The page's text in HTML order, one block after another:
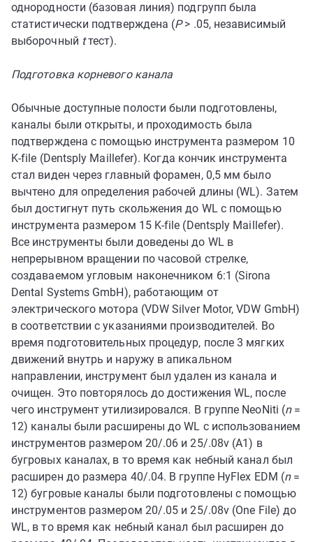
однородности (базовая линия) подгрупп была
статистически подтверждена (P> .05, независимый
выборочный tтест).
Подготовка корневого канала
Обычные доступные полости были подготовлены,
каналы были открыты, и проходимость была
подтверждена с помощью инструмента размером 10
K-file (Dentsply Maillefer). Когда кончик инструмента
стал виден через главный форамен, 0,5 мм было
вычтено для определения рабочей длины (WL). Затем
был достигнут путь скольжения до WL с помощью
инструмента размером 15 K-file (Dentsply Maillefer).
Все инструменты были доведены до WL в
непрерывном вращении по часовой стрелке,
создаваемом угловым наконечником 6:1 (Sirona
Dental Systems GmbH), работающим от
электрического мотора (VDW Silver Motor, VDW GmbH)
в соответствии с указаниями производителей. Во
время подготовительных процедур, после 3 мягких
движений внутрь и наружу в апикальном
направлении, инструмент был удален из канала и
очищен. Это повторялось до достижения WL, после
чего инструмент утилизировался. В группе NeoNiti (n =
12) каналы были расширены до WL с использованием
инструментов размером 20/.06 и 25/.08v (A1) в
бугровых каналах, в то время как небный канал был
расширен до размера 40/.04. В группе HyFlex EDM (n =
12) бугровые каналы были подготовлены с помощью
инструментов размером 20/.05 и 25/.08v (One File) до
WL, в то время как небный канал был расширен до